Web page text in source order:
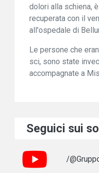
dolori alla schiena,
recuperata con il
all'ospedale di
Le persone che
sci, sono state
accompagnate a
Seguici sui
/